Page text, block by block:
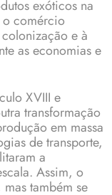
exóticos na
o comércio
e à
as economias e
XVIII e
transformação
em massa
de transporte,
a
Assim, o
também se